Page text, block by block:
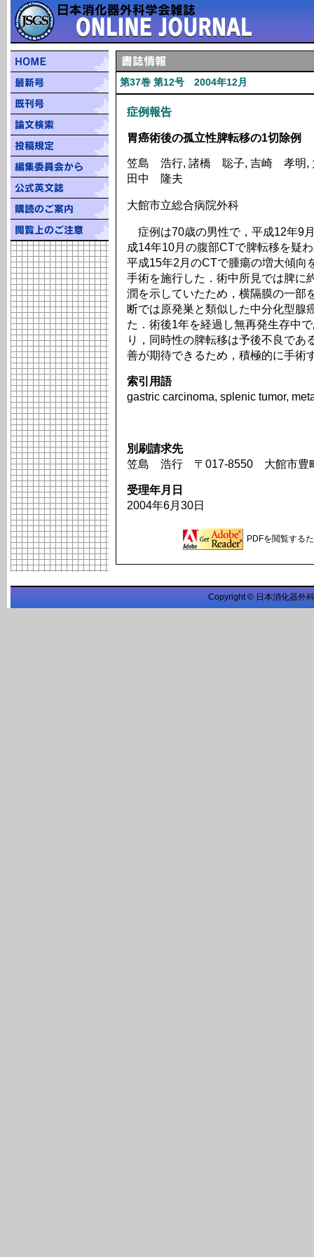
第37巻 第12号 2004年12月
症例報告
胃癌術後の孤立性脾転移の1切除例
笠島 浩行, 諸橋 聡子, 吉崎 孝
田中 隆夫
大館市立総合病院外科
症例は70歳の男性で，平成12年9
成14年10月の腹部CTで脾転移を疑
平成15年2月のCTで腫瘍の増大傾向
手術を施行した．術中所見では脾に
潤を示していたため，横隔膜の一部
断では原発巣と類似した中分化型腺
た．術後1年を経過し無再発生存中
り，同時性の脾転移は予後不良であ
善が期待できるため，積極的に手術
索引用語
gastric carcinoma, splenic tumor,
別刷請求先
笠島 浩行 〒017-8550 大館市豊
受理年月日
2004年6月30日
PDFを閲覧する
Copyright © 日本消化器外